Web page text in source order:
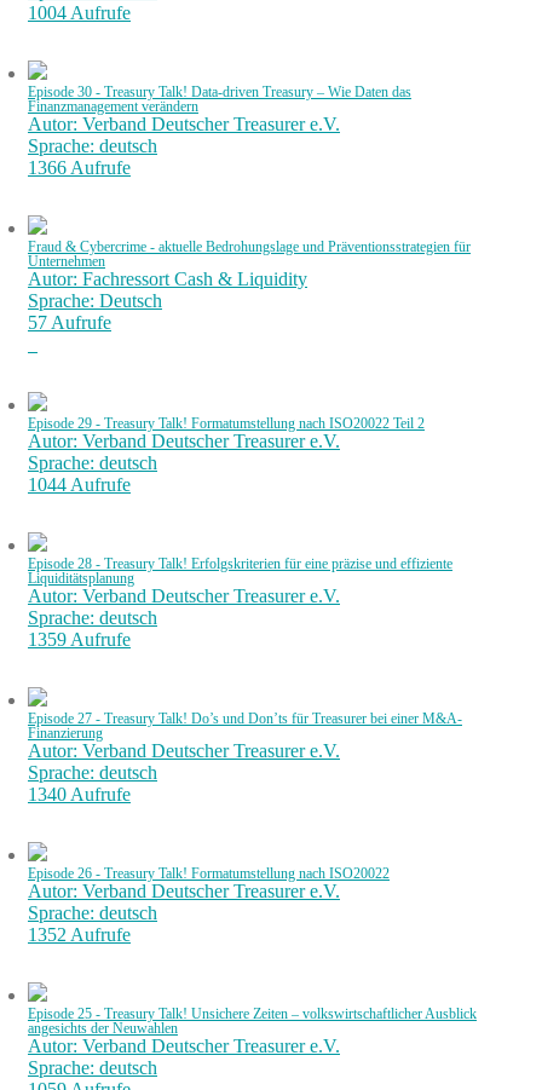
1004 Aufrufe
Episode 30 - Treasury Talk! Data-driven Treasury – Wie Daten das
Finanzmanagement verändern
Autor: Verband Deutscher Treasurer e.V.
Sprache: deutsch
1366 Aufrufe
Fraud & Cybercrime - aktuelle Bedrohungslage und Präventionsstrategien für
Unternehmen
Autor: Fachressort Cash & Liquidity
Sprache: Deutsch
57 Aufrufe
Episode 29 - Treasury Talk! Formatumstellung nach ISO20022 Teil 2
Autor: Verband Deutscher Treasurer e.V.
Sprache: deutsch
1044 Aufrufe
Episode 28 - Treasury Talk! Erfolgskriterien für eine präzise und effiziente
Liquiditätsplanung
Autor: Verband Deutscher Treasurer e.V.
Sprache: deutsch
1359 Aufrufe
Episode 27 - Treasury Talk! Do’s und Don’ts für Treasurer bei einer M&A-
Finanzierung
Autor: Verband Deutscher Treasurer e.V.
Sprache: deutsch
1340 Aufrufe
Episode 26 - Treasury Talk! Formatumstellung nach ISO20022
Autor: Verband Deutscher Treasurer e.V.
Sprache: deutsch
1352 Aufrufe
Episode 25 - Treasury Talk! Unsichere Zeiten – volkswirtschaftlicher Ausblick
angesichts der Neuwahlen
Autor: Verband Deutscher Treasurer e.V.
Sprache: deutsch